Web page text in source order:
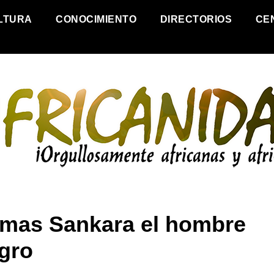
CONOCIMIENTO DIRECTORIOS
Sankara el hombre